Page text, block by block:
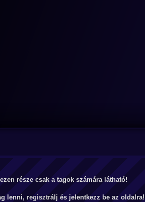
része csak a tagok számára látható!
lenni, regisztrálj és jelentkezz be az oldalra!